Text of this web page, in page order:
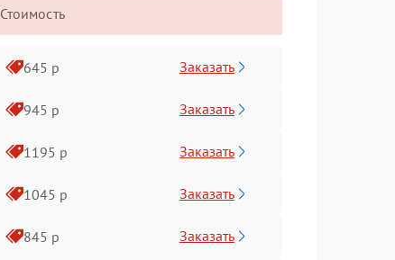
Стоимость
645 р Заказать
945 р Заказать
1195 р Заказать
1045 р Заказать
845 р Заказать